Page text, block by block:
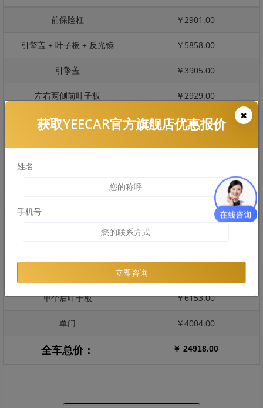
前保险杠 ￥2901.00
引擎盖 + 叶子板 + 反光镜 ￥5858.00
引擎盖 ￥3905.00
左右两侧前叶子板 ￥2929.00
反光镜 ￥585.00
后保险杠 ￥4405.00
￥6830.00
￥3096.00
单个后叶子板 ￥6153.00
单门 ￥4004.00
全车总价： ￥ 24918.00
获取YEECAR官方旗舰店优惠报价
姓名
手机号
立即咨询